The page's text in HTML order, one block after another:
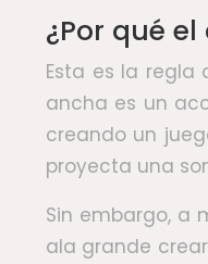
¿Por qué
Esta es la regla
ancha es un
creando un
proyecta una
Sin embargo, a
ala grande